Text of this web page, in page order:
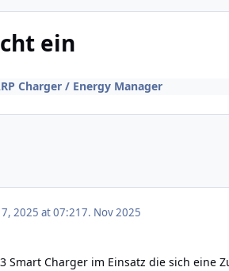
ein
Charger / Energy Manager
2025 at 07:217. Nov 2025
Smart Charger im Einsatz die sich